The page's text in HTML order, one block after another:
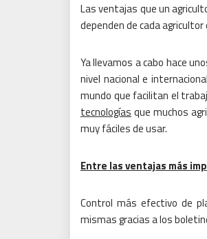
Las ventajas que un
dependen de cada agricultor
Ya llevamos a cabo hace
nivel nacional e
mundo que facilitan el
tecnologías que muchos
muy fáciles de usar.
Entre las ventajas más
Control más efectivo de
mismas gracias a los